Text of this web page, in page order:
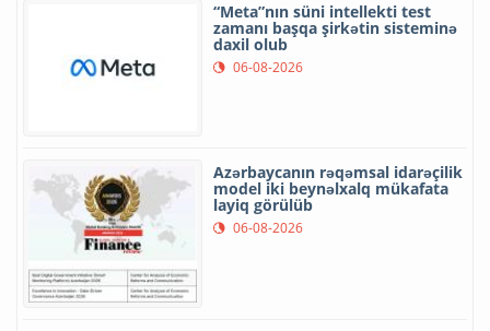
“Meta”nın süni intellekti test
zamanı başqa şirkətin sisteminə
daxil olub
06-08-2026
Azərbaycanın rəqəmsal idarəçilik
model iki beynəlxalq mükafata
layiq görülüb
06-08-2026